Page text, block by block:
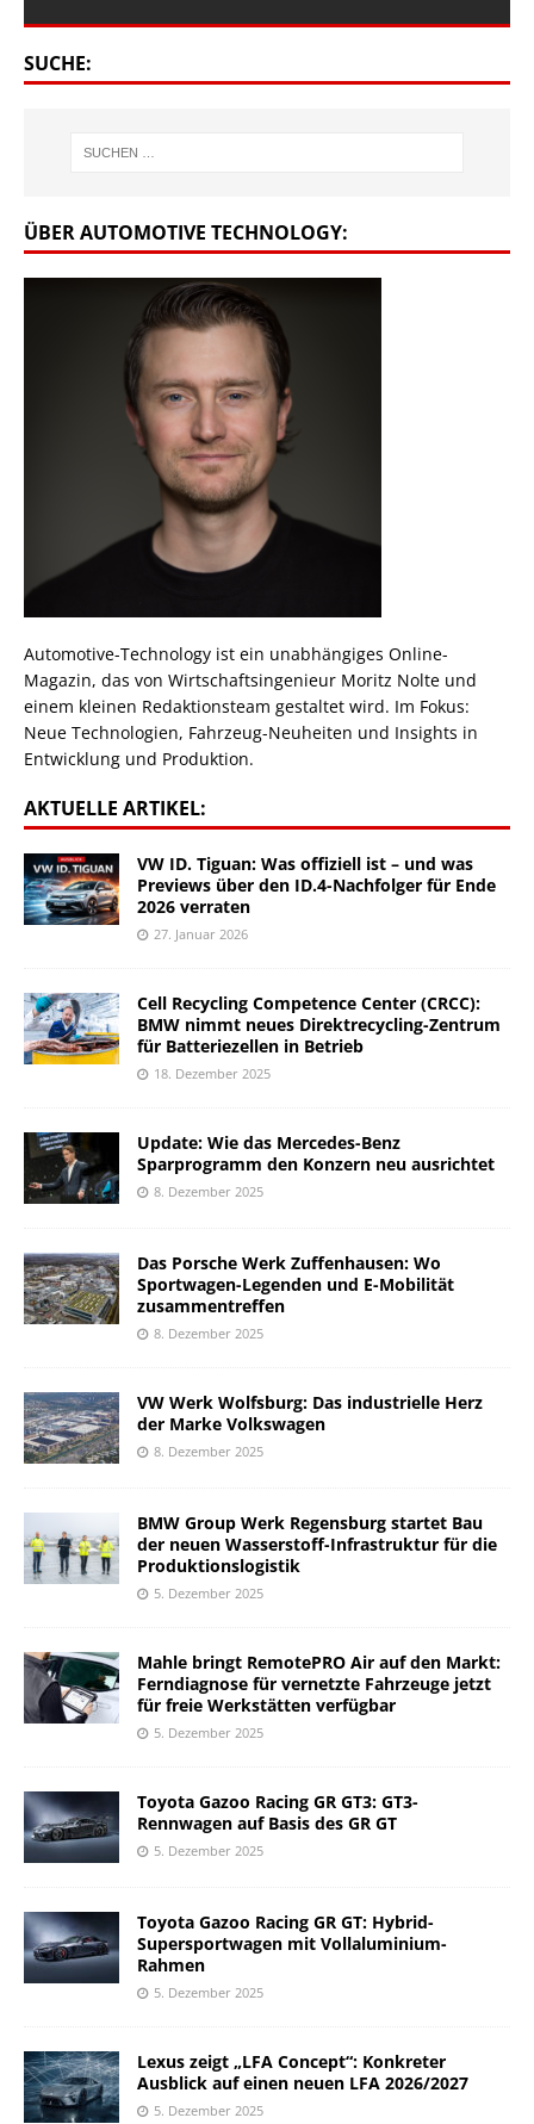
SUCHE:
ÜBER AUTOMOTIVE TECHNOLOGY:
Automotive-Technology ist ein unabhängiges Online-
Magazin, das von Wirtschaftsingenieur Moritz Nolte und
einem kleinen Redaktionsteam gestaltet wird. Im Fokus:
Neue Technologien, Fahrzeug-Neuheiten und Insights in
Entwicklung und Produktion.
AKTUELLE ARTIKEL:
VW ID. Tiguan: Was offiziell ist – und was
Previews über den ID.4-Nachfolger für Ende
2026 verraten
27. Januar 2026
Cell Recycling Competence Center (CRCC):
BMW nimmt neues Direktrecycling-Zentrum
für Batteriezellen in Betrieb
18. Dezember 2025
Update: Wie das Mercedes-Benz
Sparprogramm den Konzern neu ausrichtet
8. Dezember 2025
Das Porsche Werk Zuffenhausen: Wo
Sportwagen-Legenden und E-Mobilität
zusammentreffen
8. Dezember 2025
VW Werk Wolfsburg: Das industrielle Herz
der Marke Volkswagen
8. Dezember 2025
BMW Group Werk Regensburg startet Bau
der neuen Wasserstoff-Infrastruktur für die
Produktionslogistik
5. Dezember 2025
Mahle bringt RemotePRO Air auf den Markt:
Ferndiagnose für vernetzte Fahrzeuge jetzt
für freie Werkstätten verfügbar
5. Dezember 2025
Toyota Gazoo Racing GR GT3: GT3-
Rennwagen auf Basis des GR GT
5. Dezember 2025
Toyota Gazoo Racing GR GT: Hybrid-
Supersportwagen mit Vollaluminium-
Rahmen
5. Dezember 2025
Lexus zeigt „LFA Concept“: Konkreter
Ausblick auf einen neuen LFA 2026/2027
5. Dezember 2025